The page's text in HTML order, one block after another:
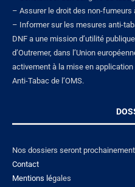
– Assurer le droit des non-fumeurs
– Informer sur les mesures anti-
DNF a une mission d’utilité
d’Outremer, dans l’Union
activement à la mise en
Anti-Tabac de l’OMS.
Nos dossiers seront
Contact
Mentions légales